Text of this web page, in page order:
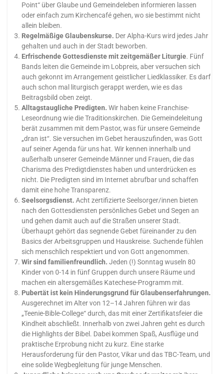
Point“ über Glaube und Gemeindeleben informieren lassen
oder einfach zum Kirchencafé gehen, wo sie bestimmt nicht
allein bleiben.
Regelmäßige Glaubenskurse. Der Alpha-Kurs wird jedes Jahr
gehalten und auch in der Stadt beworben.
Erfrischende Gottesdienste mit zeitgemäßer Liturgie. Fünf
Bands leiten die Gemeinde im Lobpreis, aber versuchen sich
auch gekonnt im Arrangement geistlicher Liedklassiker. Es darf
auch schon mal liturgisch gerappt werden, wie es das
Beitragsbild oben zeigt.
Alltagstaugliche Predigten. Wir haben keine Franchise-
Leseordnung wie die Traditionskirchen. Die Gemeindeleitung
berät zusammen mit dem Pastor, was für unsere Gemeinde
„dran ist“. Sie versuchen im Gebet herauszufinden, was Gott
auf seiner Agenda für uns hat. Wir kennen innerhalb und
außerhalb unserer Gemeinde Männer und Frauen, die das
Charisma des Predigtdienstes haben und unterdrücken es
nicht. Die Predigten sind im Internet abrufbar und schaffen
damit eine hohe Transparenz.
Seelsorgsdienst. Acht zertifizierte Seelsorger/innen bieten
nach den Gottesdiensten persönliches Gebet und Segen an
und gehen damit auch auf die Straßen unserer Stadt.
Überhaupt gehört das segnende Gebet füreinander zu den
Basics der Arbeitsgruppen und Hauskreise. Suchende fühlen
sich menschlich respektiert und von Gott angenommen.
Wir sind familienfreundlich. Jeden (!) Sonntag wuseln 80
Kinder von 0-14 in fünf Gruppen durch unsere Räume und
machen ein altersgemäßes Katechese-Programm mit.
Pubertät ist kein Hinderungsgrund für Glaubenserfahrungen.
Ausgerechnet im Alter von 12–14 Jahren führen wir das
„Teenie-Bible-College“ durch, das mit einer Zertifikatsfeier die
Kindheit abschließt. Innerhalb von zwei Jahren geht es durch
die Highlights der Bibel. Dabei kommen Spaß, Ausflüge und
praktische Erprobung nicht zu kurz. Eine starke
Herausforderung für den Pastor, Vikar und das TBC-Team, und
eine solide Wegbegleitung für junge Menschen.